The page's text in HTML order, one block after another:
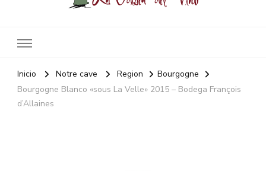
Inicio Notre cave Region
Bourgogne
Bourgogne Blanco «sous La Velle» 2015 – Bodega François
d’Allaines